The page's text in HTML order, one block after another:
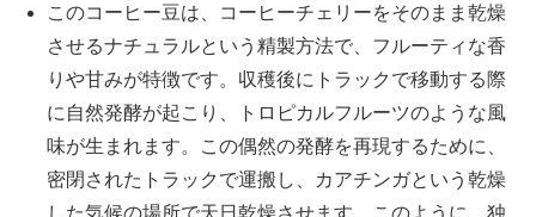
このコーヒー豆は、コーヒーチェリーをそのまま乾燥
させるナチュラルという精製方法で、フルーティな香
りや甘みが特徴です。収穫後にトラックで移動する際
に自然発酵が起こり、トロピカルフルーツのような風
味が生まれます。この偶然の発酵を再現するために、
密閉されたトラックで運搬し、カアチンガという乾燥
した気候の場所で天日乾燥させます。このように、独